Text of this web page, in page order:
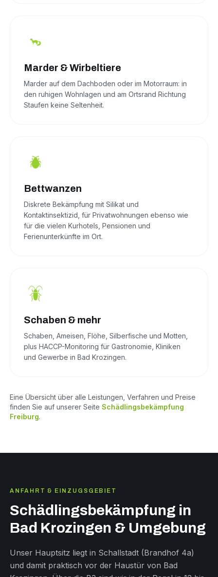
Marder & Wirbeltiere
Marder auf dem Dachboden oder im Motorraum: in
den ruhigen Wohnlagen und am Ortsrand Richtung
Staufen keine Seltenheit.
Bettwanzen
Diskrete Bekämpfung mit Silikat und
Kontaktinsektizid, für Privatwohnungen ebenso wie
für die vielen Kurhotels, Pensionen und
Ferienunterkünfte im Ort.
Schaben & mehr
Schaben, Ameisen, Flöhe, Silberfische und Motten,
plus HACCP-Monitoring für Gastronomie, Kliniken
und Gewerbe in Bad Krozingen.
Eine Übersicht über alle Leistungen, Verfahren und Preise
finden Sie auf unserer Seite Schädlingsbekämpfung
Freiburg.
ANFAHRT & EINZUGSGEBIET
Schädlingsbekämpfung in
Bad Krozingen & Umgebung
Unser Hauptsitz liegt in Schallstadt (Brandhof 4a)
und damit praktisch vor der Haustür von Bad